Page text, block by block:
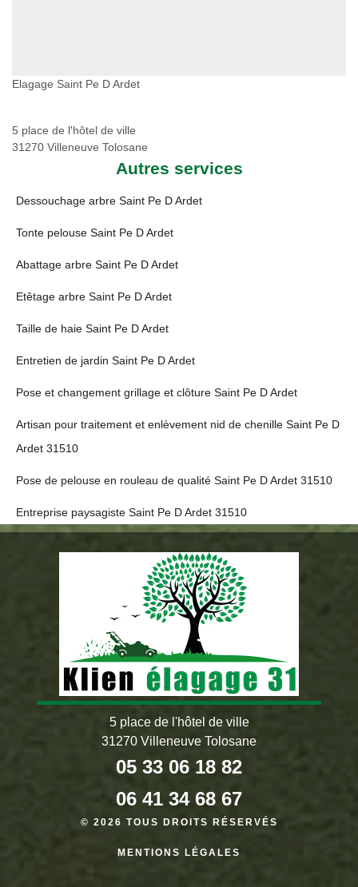
Elagage Saint Pe D Ardet
5 place de l'hôtel de ville
31270 Villeneuve Tolosane
Autres services
Dessouchage arbre Saint Pe D Ardet
Tonte pelouse Saint Pe D Ardet
Abattage arbre Saint Pe D Ardet
Etêtage arbre Saint Pe D Ardet
Taille de haie Saint Pe D Ardet
Entretien de jardin Saint Pe D Ardet
Pose et changement grillage et clôture Saint Pe D Ardet
Artisan pour traitement et enlèvement nid de chenille Saint Pe D
Ardet 31510
Pose de pelouse en rouleau de qualité Saint Pe D Ardet 31510
Entreprise paysagiste Saint Pe D Ardet 31510
5 place de l'hôtel de ville
31270 Villeneuve Tolosane
05 33 06 18 82
06 41 34 68 67
© 2026 TOUS DROITS RÉSERVÉS
MENTIONS LÉGALES